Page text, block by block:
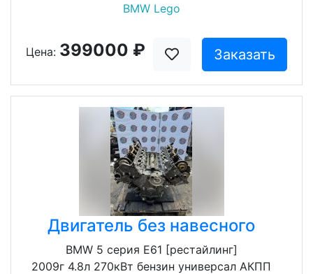
BMW Lego
Цена: 399000 ₽ Заказать
Двигатель без навесного
BMW 5 серия E61 [рестайлинг]
2009г 4.8л 270кВт бензин универсал АКПП